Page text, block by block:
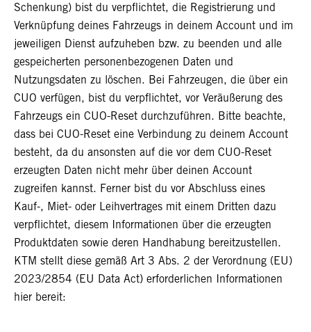
Schenkung) bist du verpflichtet, die Registrierung und
Verknüpfung deines Fahrzeugs in deinem Account und im
jeweiligen Dienst aufzuheben bzw. zu beenden und alle
gespeicherten personenbezogenen Daten und
Nutzungsdaten zu löschen. Bei Fahrzeugen, die über ein
CUO verfügen, bist du verpflichtet, vor Veräußerung des
Fahrzeugs ein CUO-Reset durchzuführen. Bitte beachte,
dass bei CUO-Reset eine Verbindung zu deinem Account
besteht, da du ansonsten auf die vor dem CUO-Reset
erzeugten Daten nicht mehr über deinen Account
zugreifen kannst. Ferner bist du vor Abschluss eines
Kauf-, Miet- oder Leihvertrages mit einem Dritten dazu
verpflichtet, diesem Informationen über die erzeugten
Produktdaten sowie deren Handhabung bereitzustellen.
KTM stellt diese gemäß Art 3 Abs. 2 der Verordnung (EU)
2023/2854 (EU Data Act) erforderlichen Informationen
hier bereit: